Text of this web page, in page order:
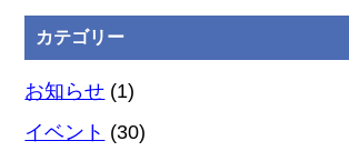
カテゴリー
お知らせ (1)
イベント (30)